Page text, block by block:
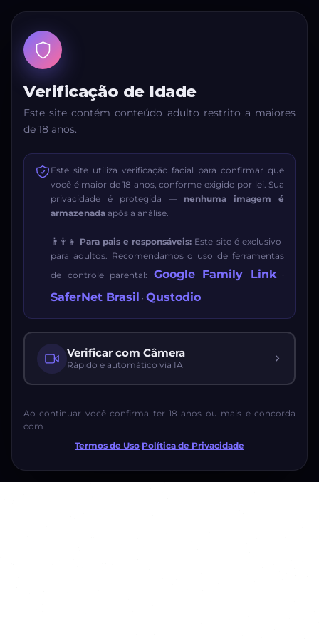
Verificação de Idade
Este site contém conteúdo adulto restrito a maiores
de 18 anos.
Este site utiliza verificação facial para confirmar que
você é maior de 18 anos, conforme exigido por lei. Sua
privacidade é protegida — nenhuma imagem é
armazenada após a análise.
👨‍👩‍👧 Para pais e responsáveis: Este site é exclusivo
para adultos. Recomendamos o uso de ferramentas
de controle parental: Google Family Link·
SaferNet Brasil · Qustodio
Verificar com Câmera
Rápido e automático via IA
Ao continuar você confirma ter 18 anos ou mais e concorda
com
Termos de Uso·Política de Privacidade